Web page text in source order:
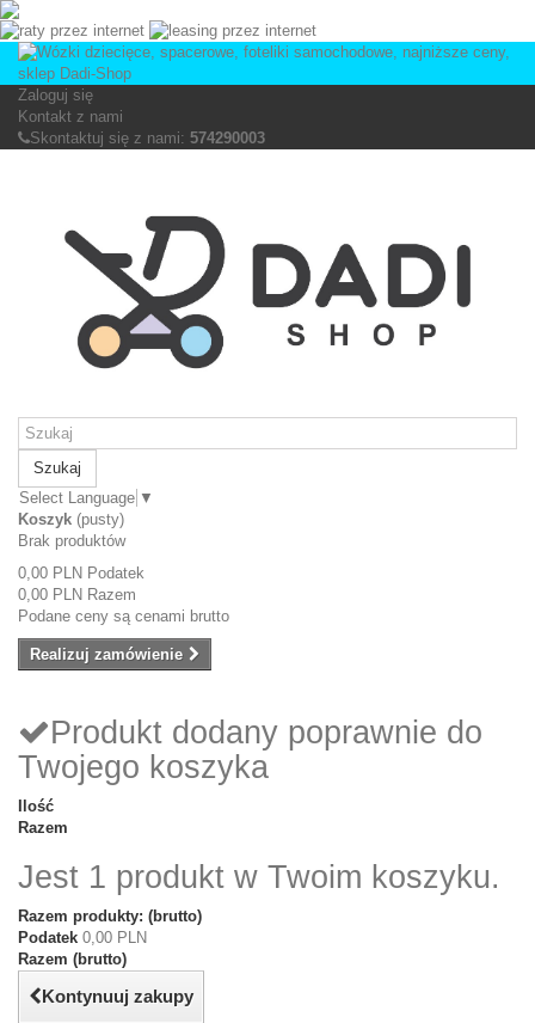
Zaloguj się
Kontakt z nami
Skontaktuj się z nami: 574290003
Szukaj
Select Language ▼
Koszyk (pusty)
Brak produktów
0,00 PLN Podatek
0,00 PLN Razem
Podane ceny są cenami brutto
Realizuj zamówienie
Produkt dodany poprawnie do
Twojego koszyka
Ilość
Razem
Jest 1 produkt w Twoim koszyku.
Razem produkty: (brutto)
Podatek 0,00 PLN
Razem (brutto)
Kontynuuj zakupy